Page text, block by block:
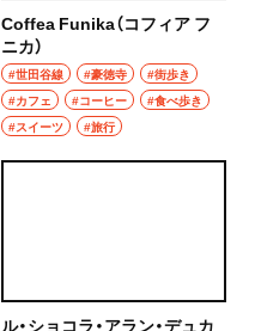
Coffea Funika（コフィア フ
ニカ）
#世田谷線 #豪徳寺
#街歩き
#カフェ
#コーヒー
#食べ歩き
#スイーツ
#旅行
ル・ショコラ・アラン・デュカ